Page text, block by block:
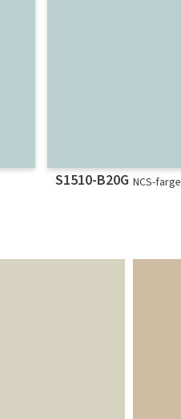
S1510-B20G NCS-farge